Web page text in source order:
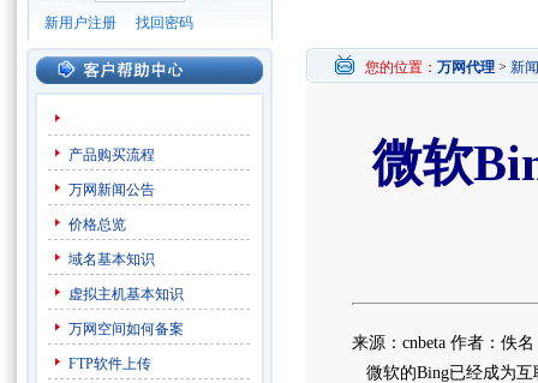
新用户注册
找回密码
产品购买流程
万网新闻公告
价格总览
域名基本知识
虚拟主机基本知识
万网空间如何备案
FTP软件上传
您的位置： 万网代理 > 新
微软
来源：cnbeta 作者：佚
微软的Bing已经成为互